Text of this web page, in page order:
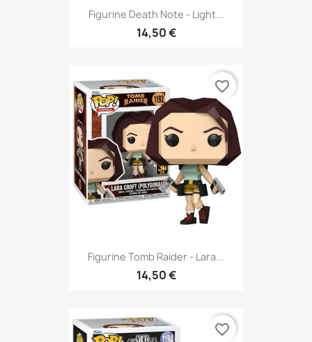
Figurine Death Note - Light...
14,50 €
Figurine Tomb Raider - Lara...
14,50 €
favorite_border
favorite_border